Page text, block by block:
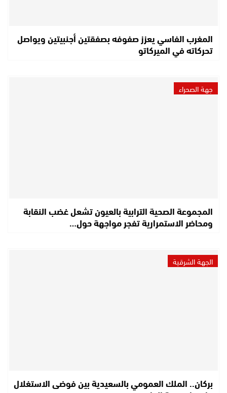
المغرب الفاسي يعزز صفوفه بصفقتين أجنبيتين ويواصل
تحركاته في الميركاتو
جهة الصحراء
المجموعة الصحية الترابية بالعيون تشعل غضب النقابة
ومحاضر الاستمرارية تفجر مواجهة حول…
الجهة الشرقية
بركان.. الملك العمومي بالسعيدية بين فوضى الاستغلال